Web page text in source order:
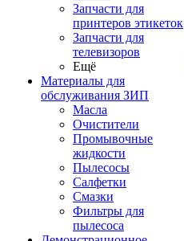
Запчасти для
принтеров этикеток
Запчасти для
телевизоров
Ещё
Материалы для
обслуживания ЗИП
Масла
Очистители
Промывочные
жидкости
Пылесосы
Салфетки
Смазки
Фильтры для
пылесоса